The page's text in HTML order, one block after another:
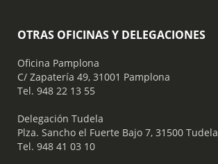
OTRAS OFICINAS Y DELEGACIONES
Oficina Pamplona
C/ Zapatería 49, 31001 Pamplona
Tel. 948 22 13 55
​ Delegación Tudela
Plza. Sancho el Fuerte Bajo 7, 31500 Tudela
Tel. 948 41 03 10